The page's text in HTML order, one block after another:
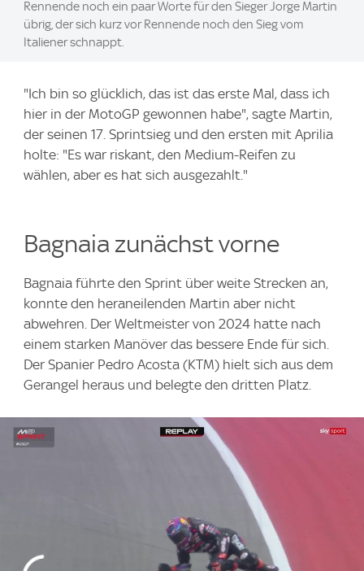
Rennende noch ein paar Worte für den Sieger Jorge Martin
übrig, der sich kurz vor Rennende noch den Sieg vom
Italiener schnappt.
"Ich bin so glücklich, das ist das erste Mal, dass ich
hier in der MotoGP gewonnen habe", sagte Martin,
der seinen 17. Sprintsieg und den ersten mit Aprilia
holte: "Es war riskant, den Medium-Reifen zu
wählen, aber es hat sich ausgezahlt."
Bagnaia zunächst vorne
Bagnaia führte den Sprint über weite Strecken an,
konnte den heraneilenden Martin aber nicht
abwehren. Der Weltmeister von 2024 hatte nach
einem starken Manöver das bessere Ende für sich.
Der Spanier Pedro Acosta (KTM) hielt sich aus dem
Gerangel heraus und belegte den dritten Platz.